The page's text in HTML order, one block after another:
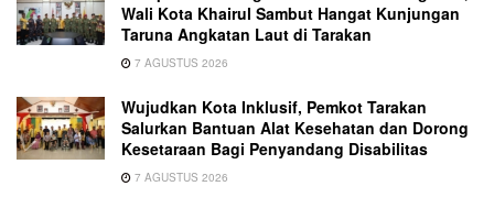
Wali Kota Khairul Sambut Hangat Kunjungan
Taruna Angkatan Laut di Tarakan
7 AGUSTUS 2026
Wujudkan Kota Inklusif, Pemkot Tarakan
Salurkan Bantuan Alat Kesehatan dan Dorong
Kesetaraan Bagi Penyandang Disabilitas
7 AGUSTUS 2026